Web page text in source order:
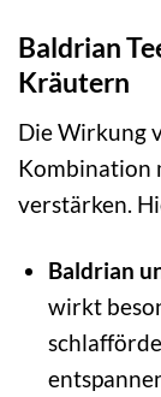
Baldrian
Kräutern
Die Wirkung
Kombination
verstärken.
Baldrian
wirkt